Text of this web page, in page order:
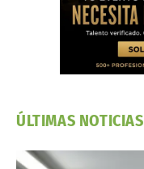
ÚLTIMAS NOTICIAS